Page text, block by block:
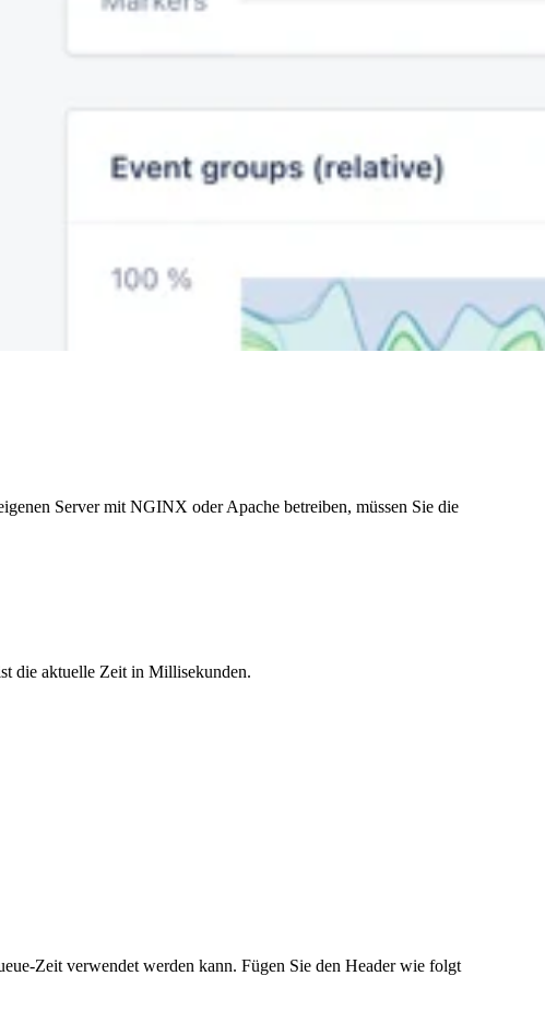
Server mit NGINX oder Apache betreiben, müssen Sie die
die aktuelle Zeit in Millisekunden.
Zeit verwendet werden kann. Fügen Sie den Header wie folgt